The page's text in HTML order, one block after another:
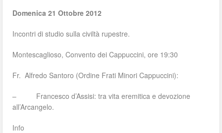
Domenica 21 Ottobre 2012
Incontri di studio sulla civiltà rupestre.
Montescaglioso, Convento dei Cappuccini, ore 19:30
Fr. Alfredo Santoro (Ordine Frati Minori Cappuccini):
– Francesco d’Assisi: tra vita eremitica e devozione
all’Arcangelo.
Info